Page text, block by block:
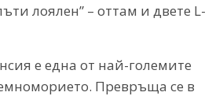
лоялен” – оттам и двете L-
е една от най-големите
Превръща се в